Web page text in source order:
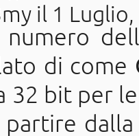
il 1
numero
di come
32 bit per
partire